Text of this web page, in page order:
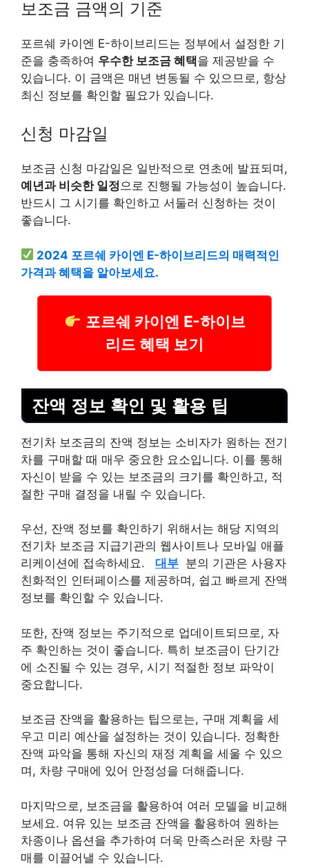
보조금 금액의 기준
포르쉐 카이엔 E-하이브리드는 정부에서 설정한 기
준을 충족하여 우수한 보조금 혜택을 제공받을 수
있습니다. 이 금액은 매년 변동될 수 있으므로, 항상
최신 정보를 확인할 필요가 있습니다.
신청 마감일
보조금 신청 마감일은 일반적으로 연초에 발표되며,
예년과 비슷한 일정으로 진행될 가능성이 높습니다.
반드시 그 시기를 확인하고 서둘러 신청하는 것이
좋습니다.
2024 포르쉐 카이엔 E-하이브리드의 매력적인
가격과 혜택을 알아보세요.
포르쉐 카이엔 E-하이브
리드 혜택 보기
잔액 정보 확인 및 활용 팁
전기차 보조금의 잔액 정보는 소비자가 원하는 전기
차를 구매할 때 매우 중요한 요소입니다. 이를 통해
자신이 받을 수 있는 보조금의 크기를 확인하고, 적
절한 구매 결정을 내릴 수 있습니다.
우선, 잔액 정보를 확인하기 위해서는 해당 지역의
전기차 보조금 지급기관의 웹사이트나 모바일 애플
리케이션에 접속하세요.
대부 분의 기관은 사용자
친화적인 인터페이스를 제공하며, 쉽고 빠르게 잔액
정보를 확인할 수 있습니다.
또한, 잔액 정보는 주기적으로 업데이트되므로, 자
주 확인하는 것이 좋습니다. 특히 보조금이 단기간
에 소진될 수 있는 경우, 시기 적절한 정보 파악이
중요합니다.
보조금 잔액을 활용하는 팁으로는, 구매 계획을 세
우고 미리 예산을 설정하는 것이 있습니다. 정확한
잔액 파악을 통해 자신의 재정 계획을 세울 수 있으
며, 차량 구매에 있어 안정성을 더해줍니다.
마지막으로, 보조금을 활용하여 여러 모델을 비교해
보세요. 여유 있는 보조금 잔액을 활용하여 원하는
차종이나 옵션을 추가하여 더욱 만족스러운 차량 구
매를 이끌어낼 수 있습니다.